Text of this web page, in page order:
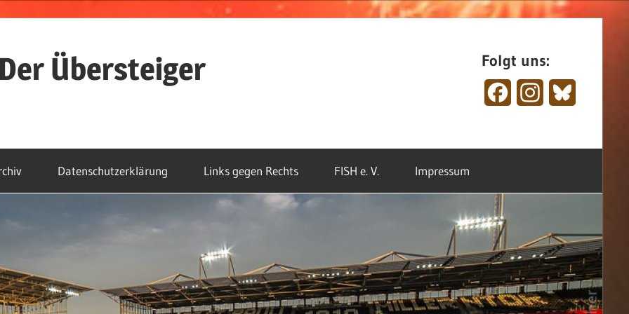
Der Übersteiger Folgt uns:
FacebookInstagram
Datenschutzerklärung Links gegen Rechts FISH e. V. Impressum